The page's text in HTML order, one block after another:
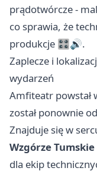
prądotwórcze -
co sprawia, że
produkcje 🎛️🔊.
Zaplecze i
wydarzeń
Amfiteatr powstał
został ponownie
Znajduje się w
Wzgórze
dla ekip